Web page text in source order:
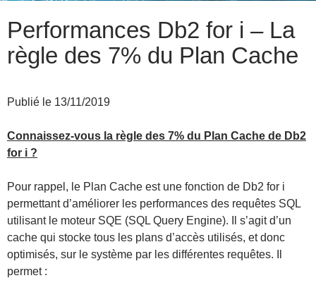
Performances Db2 for i – La
règle des 7% du Plan Cache
Publié le 13/11/2019
Connaissez-vous la règle des 7% du Plan Cache de Db2
for i ?
Pour rappel, le Plan Cache est une fonction de Db2 for i
permettant d’améliorer les performances des requêtes SQL
utilisant le moteur SQE (SQL Query Engine). Il s’agit d’un
cache qui stocke tous les plans d’accès utilisés, et donc
optimisés, sur le système par les différentes requêtes. Il
permet :